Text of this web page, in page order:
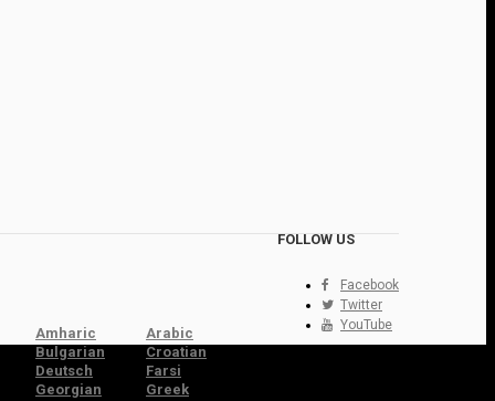
FOLLOW US
Facebook
Twitter
YouTube
Amharic
Arabic
Bulgarian
Croatian
Deutsch
Farsi
Georgian
Greek